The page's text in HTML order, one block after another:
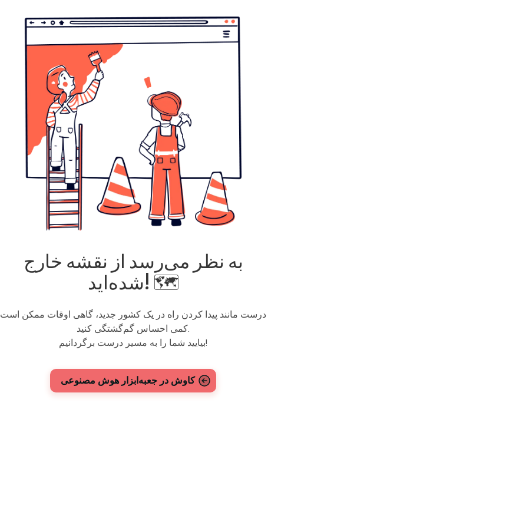
به نظر می‌رسد از نقشه خارج
شده‌اید! 🗺️
درست مانند پیدا کردن راه در یک کشور جدید، گاهی اوقات ممکن است
کمی احساس گم‌گشتگی کنید.
بیایید شما را به مسیر درست برگردانیم!
کاوش در جعبه‌ابزار هوش مصنوعی